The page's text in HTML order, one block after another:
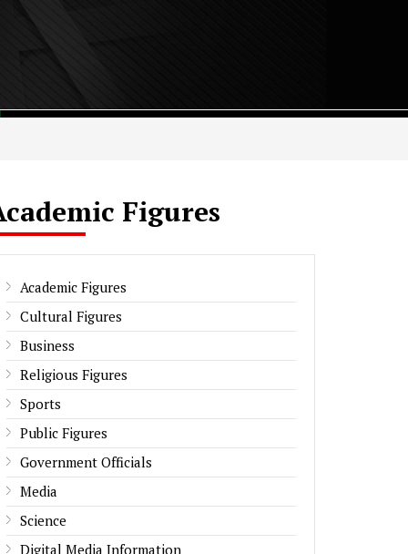
Figures
Academic Figures
Cultural Figures
Business
Religious Figures
Sports
Public Figures
Government Officials
Media
Science
Digital Media Information